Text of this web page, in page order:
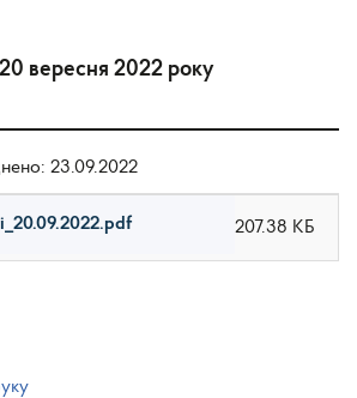
20 вересня 2022 року
23.09.2022
207.38 КБ